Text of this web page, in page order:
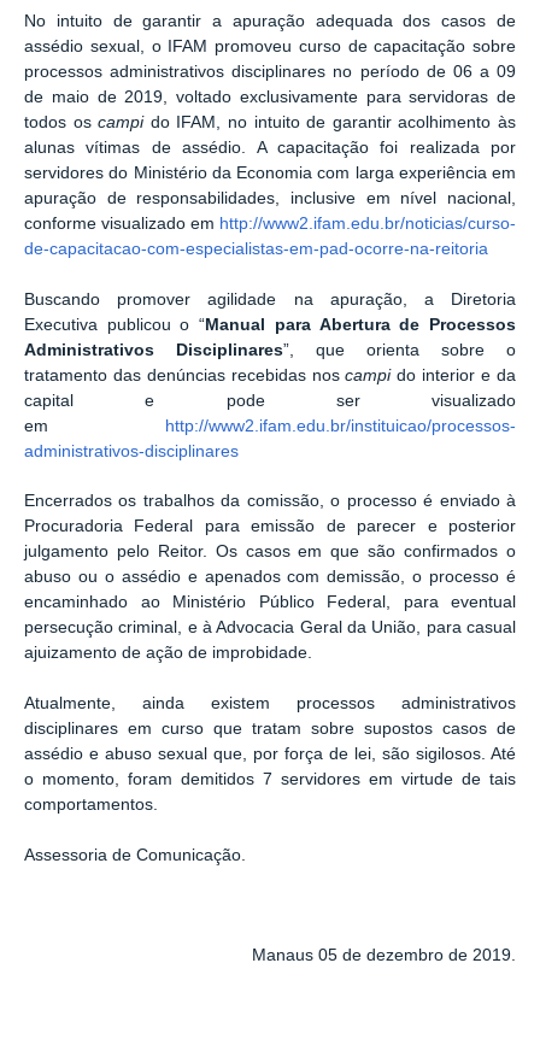
No intuito de garantir a apuração adequada dos casos de
assédio sexual, o IFAM promoveu curso de capacitação sobre
processos administrativos disciplinares no período de 06 a 09
de maio de 2019, voltado exclusivamente para servidoras de
todos oscampi do IFAM, no intuito de garantir acolhimento às
alunas vítimas de assédio. A capacitação foi realizada por
servidores do Ministério da Economia com larga experiência em
apuração de responsabilidades, inclusive em nível nacional,
conforme visualizado em http://www2.ifam.edu.br/noticias/curso-
de-capacitacao-com-especialistas-em-pad-ocorre-na-reitoria
Buscando promover agilidade na apuração, a Diretoria
Executiva publicou o “Manual para Abertura de Processos
Administrativos Disciplinares”, que orienta sobre o
tratamento das denúncias recebidas noscampido interior e da
capital e pode ser visualizado
em
http://www2.ifam.edu.br/instituicao/processos-
administrativos-disciplinares
Encerrados os trabalhos da comissão, o processo é enviado à
Procuradoria Federal para emissão de parecer e posterior
julgamento pelo Reitor. Os casos em que são confirmados o
abuso ou o assédio e apenados com demissão, o processo é
encaminhado ao Ministério Público Federal, para eventual
persecução criminal, e à Advocacia Geral da União, para casual
ajuizamento de ação de improbidade.
Atualmente, ainda existem processos administrativos
disciplinares em curso que tratam sobre supostos casos de
assédio e abuso sexual que, por força de lei, são sigilosos. Até
o momento, foram demitidos 7 servidores em virtude de tais
comportamentos.
Assessoria de Comunicação.
Manaus 05 de dezembro de 2019.